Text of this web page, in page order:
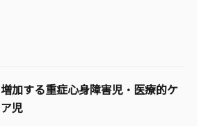
増加する重症心身障害児・医療的ケ
ア児